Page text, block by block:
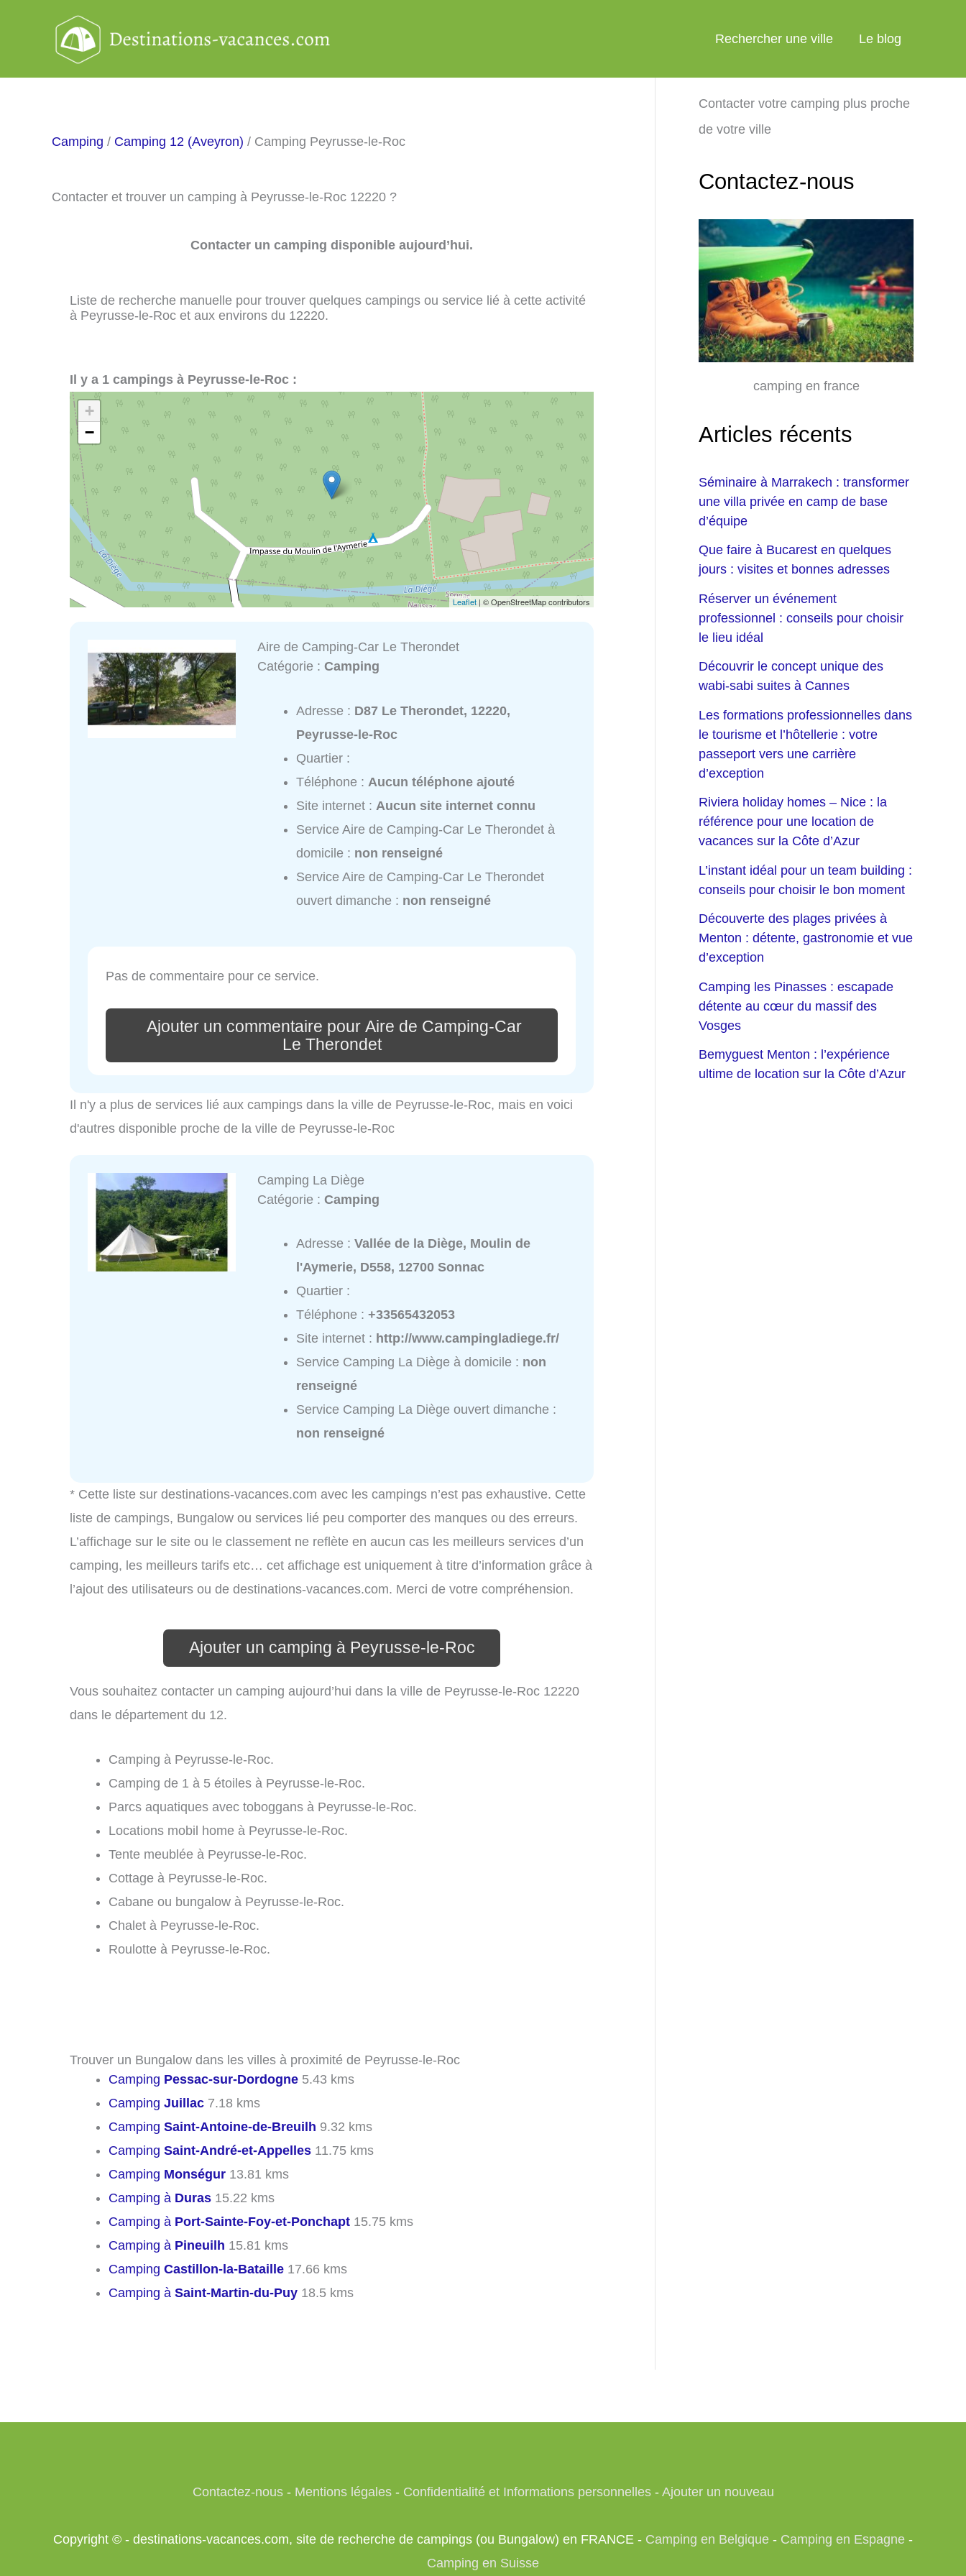
Rechercher une ville Le blog
Camping / Camping 12 (Aveyron) / Camping Peyrusse-le-Roc
Contacter et trouver un camping à Peyrusse-le-Roc 12220 ?
Contacter un camping disponible aujourd’hui.
Liste de recherche manuelle pour trouver quelques campings ou service lié à cette activité
à Peyrusse-le-Roc et aux environs du 12220.
Il y a 1 campings à Peyrusse-le-Roc :
+
−
Leaflet | © OpenStreetMap contributors
Aire de Camping-Car Le Therondet
Catégorie :Camping
Adresse : D87 Le Therondet, 12220,
Peyrusse-le-Roc
Quartier :
Téléphone : Aucun téléphone ajouté
Site internet : Aucun site internet connu
Service Aire de Camping-Car Le Therondet à
domicile : non renseigné
Service Aire de Camping-Car Le Therondet
ouvert dimanche : non renseigné
Pas de commentaire pour ce service.
Ajouter un commentaire pour Aire de Camping-Car
Le Therondet
Il n'y a plus de services lié aux campings dans la ville de Peyrusse-le-Roc, mais en voici
d'autres disponible proche de la ville de Peyrusse-le-Roc
Camping La Diège
Catégorie :Camping
Adresse :Vallée de la Diège, Moulin de
l'Aymerie, D558, 12700 Sonnac
Quartier :
Téléphone :+33565432053
Site internet : http://www.campingladiege.fr/
Service Camping La Diège à domicile : non
renseigné
Service Camping La Diège ouvert dimanche :
non renseigné
* Cette liste sur destinations-vacances.com avec les campings n’est pas exhaustive. Cette
liste de campings, Bungalow ou services lié peu comporter des manques ou des erreurs.
L’affichage sur le site ou le classement ne reflète en aucun cas les meilleurs services d’un
camping, les meilleurs tarifs etc… cet affichage est uniquement à titre d’information grâce à
l’ajout des utilisateurs ou de destinations-vacances.com. Merci de votre compréhension.
Ajouter un camping à Peyrusse-le-Roc
Vous souhaitez contacter un camping aujourd’hui dans la ville de Peyrusse-le-Roc 12220
dans le département du 12.
Camping à Peyrusse-le-Roc.
Camping de 1 à 5 étoiles à Peyrusse-le-Roc.
Parcs aquatiques avec toboggans à Peyrusse-le-Roc.
Locations mobil home à Peyrusse-le-Roc.
Tente meublée à Peyrusse-le-Roc.
Cottage à Peyrusse-le-Roc.
Cabane ou bungalow à Peyrusse-le-Roc.
Chalet à Peyrusse-le-Roc.
Roulotte à Peyrusse-le-Roc.
Trouver un Bungalow dans les villes à proximité de Peyrusse-le-Roc
Camping Pessac-sur-Dordogne 5.43 kms
Camping Juillac 7.18 kms
Camping Saint-Antoine-de-Breuilh 9.32 kms
Camping Saint-André-et-Appelles 11.75 kms
Camping Monségur 13.81 kms
Camping à Duras 15.22 kms
Camping à Port-Sainte-Foy-et-Ponchapt 15.75 kms
Camping à Pineuilh 15.81 kms
Camping Castillon-la-Bataille 17.66 kms
Camping à Saint-Martin-du-Puy 18.5 kms
Contacter votre camping plus proche
de votre ville
Contactez-nous
camping en france
Articles récents
Séminaire à Marrakech : transformer
une villa privée en camp de base
d’équipe
Que faire à Bucarest en quelques
jours : visites et bonnes adresses
Réserver un événement
professionnel : conseils pour choisir
le lieu idéal
Découvrir le concept unique des
wabi-sabi suites à Cannes
Les formations professionnelles dans
le tourisme et l’hôtellerie : votre
passeport vers une carrière
d’exception
Riviera holiday homes – Nice : la
référence pour une location de
vacances sur la Côte d’Azur
L’instant idéal pour un team building :
conseils pour choisir le bon moment
Découverte des plages privées à
Menton : détente, gastronomie et vue
d’exception
Camping les Pinasses : escapade
détente au cœur du massif des
Vosges
Bemyguest Menton : l’expérience
ultime de location sur la Côte d’Azur
Contactez-nous- Mentions légales- Confidentialité et Informations personnelles- Ajouter un nouveau
Copyright © - destinations-vacances.com, site de recherche de campings (ou Bungalow) en FRANCE - Camping en Belgique - Camping en Espagne -
Camping en Suisse